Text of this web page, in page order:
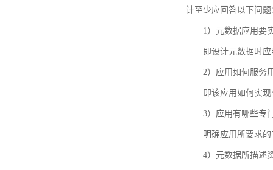
计至少应回答以下问题
1）元数据应用要
即设计元数据时
2）应用如何服务
即该应用如何实
3）应用有哪些专
明确应用所要求
4）元数据所描述